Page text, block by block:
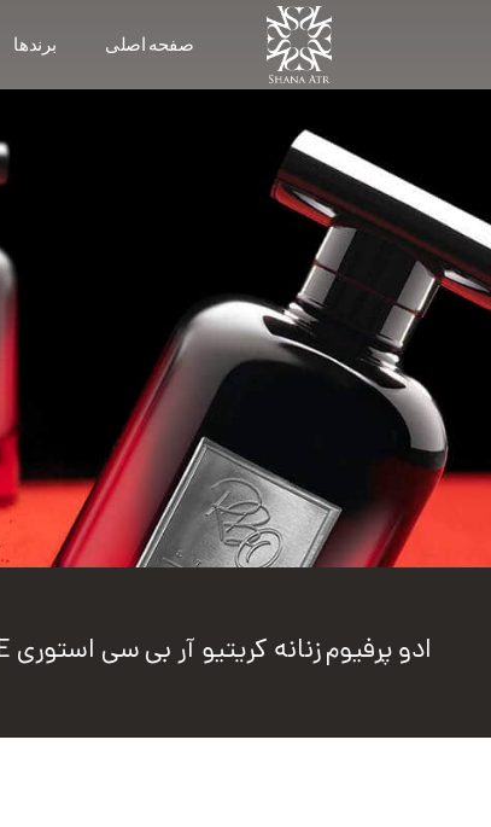
صفحه اصلی برندها
ادو پرفیوم زنانه کریتیو آر بی سی استوری RBC STORY CREATIVE